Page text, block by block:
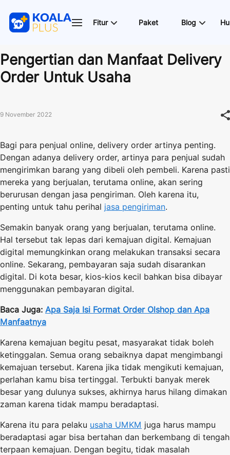
Fitur Paket Blog
Pengertian dan Manfaat Delivery
Order Untuk Usaha
9 November 2022
Bagi para penjual online, delivery order artinya penting.
Dengan adanya delivery order, artinya para penjual sudah
mengirimkan barang yang dibeli oleh pembeli. Karena pasti
mereka yang berjualan, terutama online, akan sering
berurusan dengan jasa pengiriman. Oleh karena itu,
penting untuk tahu perihal jasa pengiriman.
Semakin banyak orang yang berjualan, terutama online.
Hal tersebut tak lepas dari kemajuan digital. Kemajuan
digital memungkinkan orang melakukan transaksi secara
online. Sekarang, pembayaran saja sudah disarankan
digital. Di kota besar, kios-kios kecil bahkan bisa dibayar
menggunakan pembayaran digital.
Baca Juga: Apa Saja Isi Format Order Olshop dan Apa
Manfaatnya
Karena kemajuan begitu pesat, masyarakat tidak boleh
ketinggalan. Semua orang sebaiknya dapat mengimbangi
kemajuan tersebut. Karena jika tidak mengikuti kemajuan,
perlahan kamu bisa tertinggal. Terbukti banyak merek
besar yang dulunya sukses, akhirnya harus hilang dimakan
zaman karena tidak mampu beradaptasi.
Karena itu para pelaku usaha UMKM juga harus mampu
beradaptasi agar bisa bertahan dan berkembang di tengah
terpaan kemajuan. Dengan begitu, tidak masalah